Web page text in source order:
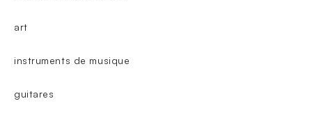
art
instruments de musique
guitares